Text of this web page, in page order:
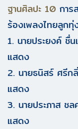
ฐานศิลปะ 10 การ
ร้องเพลงไทยลูก
1. นายประยงค์ ชื่
แสดง
2. นายธนิสร์ ศรีก
แสดง
3. นายประภาส ช
แสดง